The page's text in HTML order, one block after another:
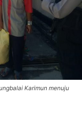
Karimun menuju